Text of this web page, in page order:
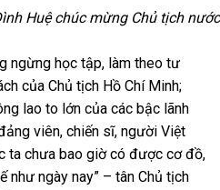
Huệ chúc mừng Chủ tịch
ngừng học tập, làm theo tư
của Chủ tịch Hồ Chí Minh;
lao to lớn của các bậc lãnh
viên, chiến sĩ, người Việt
ta chưa bao giờ có được cơ đồ,
như ngày nay” – tân Chủ tịch